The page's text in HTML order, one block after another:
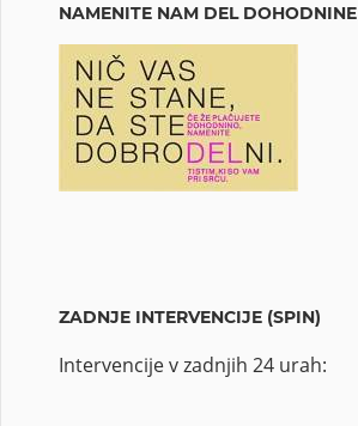
NAMENITE NAM DEL DOHODNINE
ZADNJE INTERVENCIJE (SPIN)
Intervencije v zadnjih 24 urah: